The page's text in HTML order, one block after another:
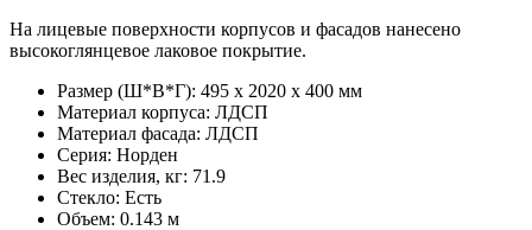
На лицевые поверхности корпусов и фасадов нанесено
высокоглянцевое лаковое покрытие.
Размер (Ш*В*Г): 495 x 2020 x 400 мм
Материал корпуса: ЛДСП
Материал фасада: ЛДСП
Серия: Норден
Вес изделия, кг: 71.9
Стекло: Есть
Объем: 0.143 м